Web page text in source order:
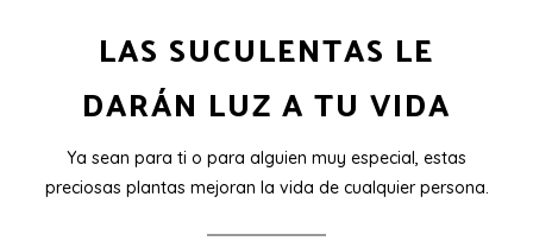
LAS SUCULENTAS LE
DARÁN LUZ A TU VIDA
Ya sean para ti o para alguien muy especial, estas
preciosas plantas mejoran la vida de cualquier persona.